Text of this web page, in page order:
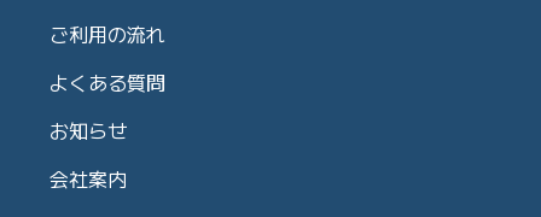
ご利用の流れ
よくある質問
お知らせ
会社案内